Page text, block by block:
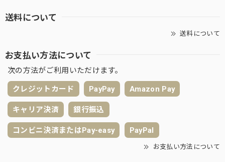
送料について
送料について
お支払い方法について
次の方法がご利用いただけます。
クレジットカード PayPay Amazon Pay
キャリア決済 銀行振込
コンビニ決済またはPay-easy PayPal
お支払い方法について